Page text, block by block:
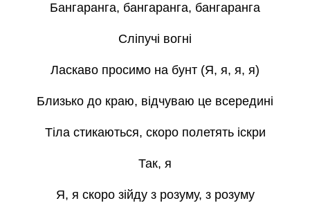
Бангаранга, бангаранга, бангаранга
Сліпучі вогні
Ласкаво просимо на бунт (Я, я, я, я)
Близько до краю, відчуваю це всередині
Тіла стикаються, скоро полетять іскри
Так, я
Я, я скоро зійду з розуму, з розуму